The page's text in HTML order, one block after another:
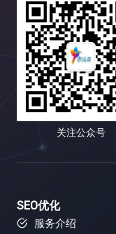
关注公众号
SEO优化
服务介绍